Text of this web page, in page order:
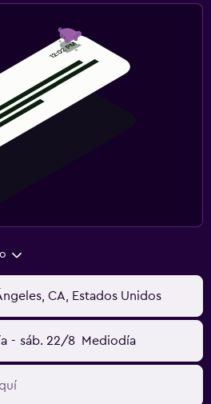
CA, Estados Unidos
- sáb. 22/8 Mediodía